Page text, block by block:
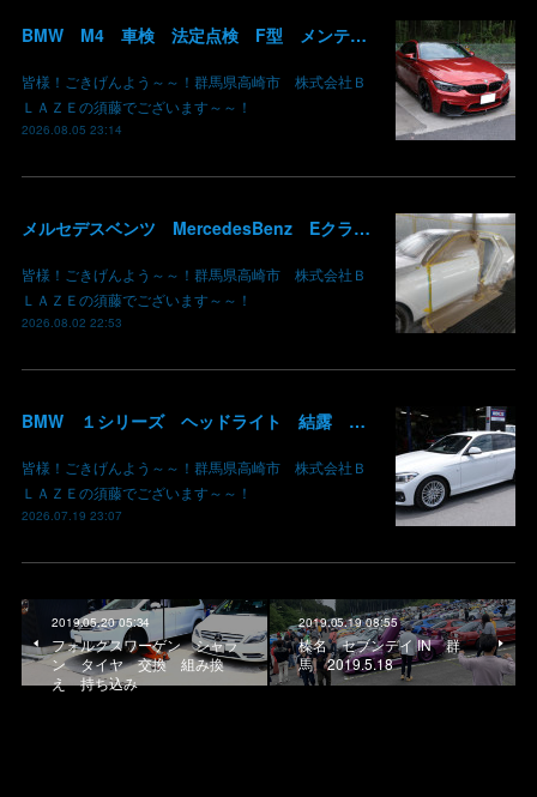
BMW M4 車検 法定点検 F型 メンテナンス ロアアーム 交換 群馬 高崎
皆様！ごきげんよう～～！群馬県高崎市 株式会社Ｂ
ＬＡＺＥの須藤でございます～～！
2026.08.05 23:14
メルセデスベンツ MercedesBenz Eクラス 213 板金 鈑金 修理 ドア バンパー サイドスカート クォーターパネル 保険 群馬 高崎
皆様！ごきげんよう～～！群馬県高崎市 株式会社Ｂ
ＬＡＺＥの須藤でございます～～！
2026.08.02 22:53
BMW １シリーズ ヘッドライト 結露 浸水 シーリング加工 水滴 株式会社BLAZE
皆様！ごきげんよう～～！群馬県高崎市 株式会社Ｂ
ＬＡＺＥの須藤でございます～～！
2026.07.19 23:07
2019.05.20 05:34
フォルクスワーゲン シャラ
ン タイヤ 交換 組み換
え 持ち込み
2019.05.19 08:55
榛名 セブンデイ IN 群
馬 2019.5.18